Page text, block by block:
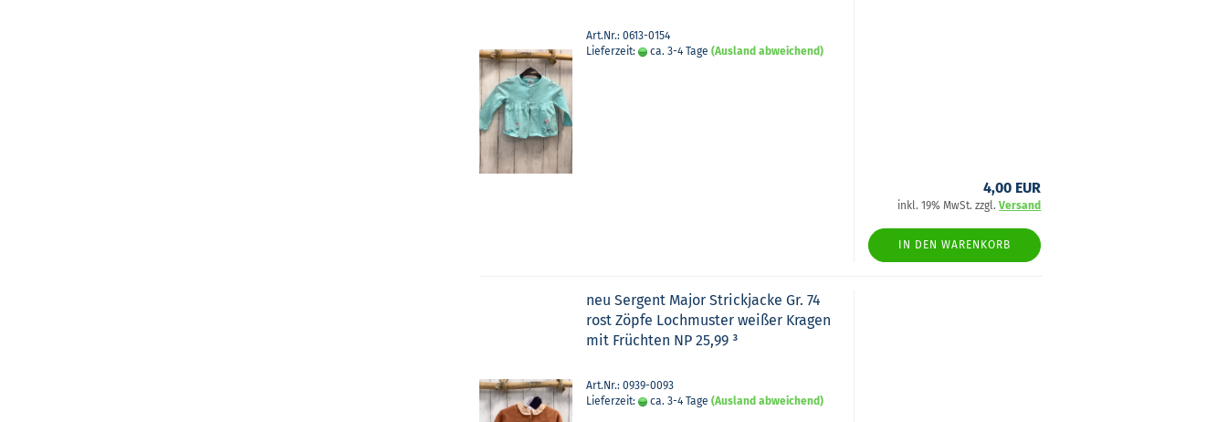
Art.Nr.: 0613-0154
Lieferzeit:
ca. 3-4 Tage (Ausland abweichend)
4,00 EUR
inkl. 19% MwSt. zzgl.Versand
IN DEN WARENKORB
neu Ser­gent Major Strick­ja­cke Gr. 74
rost Zöpfe Loch­mus­ter wei­ßer Kra­gen
mit Früch­ten NP 25,99 ³
Art.Nr.: 0939-0093
Lieferzeit:
ca. 3-4 Tage (Ausland abweichend)